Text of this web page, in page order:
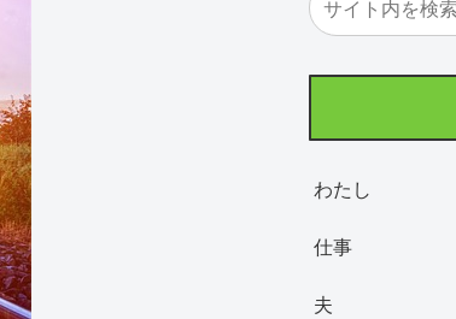
わたし
仕事
夫